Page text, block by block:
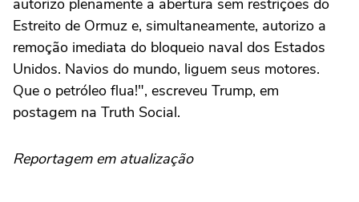
Estreito de Ormuz e, simultaneamente, autorizo a
remoção imediata do bloqueio naval dos Estados
Unidos. Navios do mundo, liguem seus motores.
Que o petróleo flua!", escreveu Trump, em
postagem na Truth Social.
Reportagem em atualização